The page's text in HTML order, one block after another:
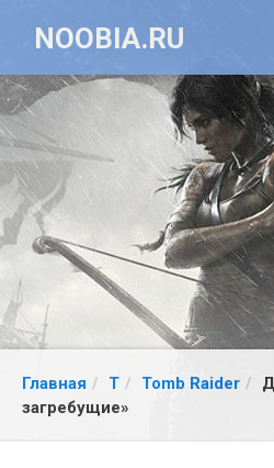
NOOBIA.RU
Главная T Tomb Raider
загребущие»